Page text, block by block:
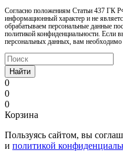
Согласно положениям Статьи 437 ГК
информационный характер и не
обрабатываем персональные данные
политикой конфиденциальности. Если
персональных данных, вам необходимо
Найти
0
0
0
Корзина
Пользуясь сайтом, вы
и политикой